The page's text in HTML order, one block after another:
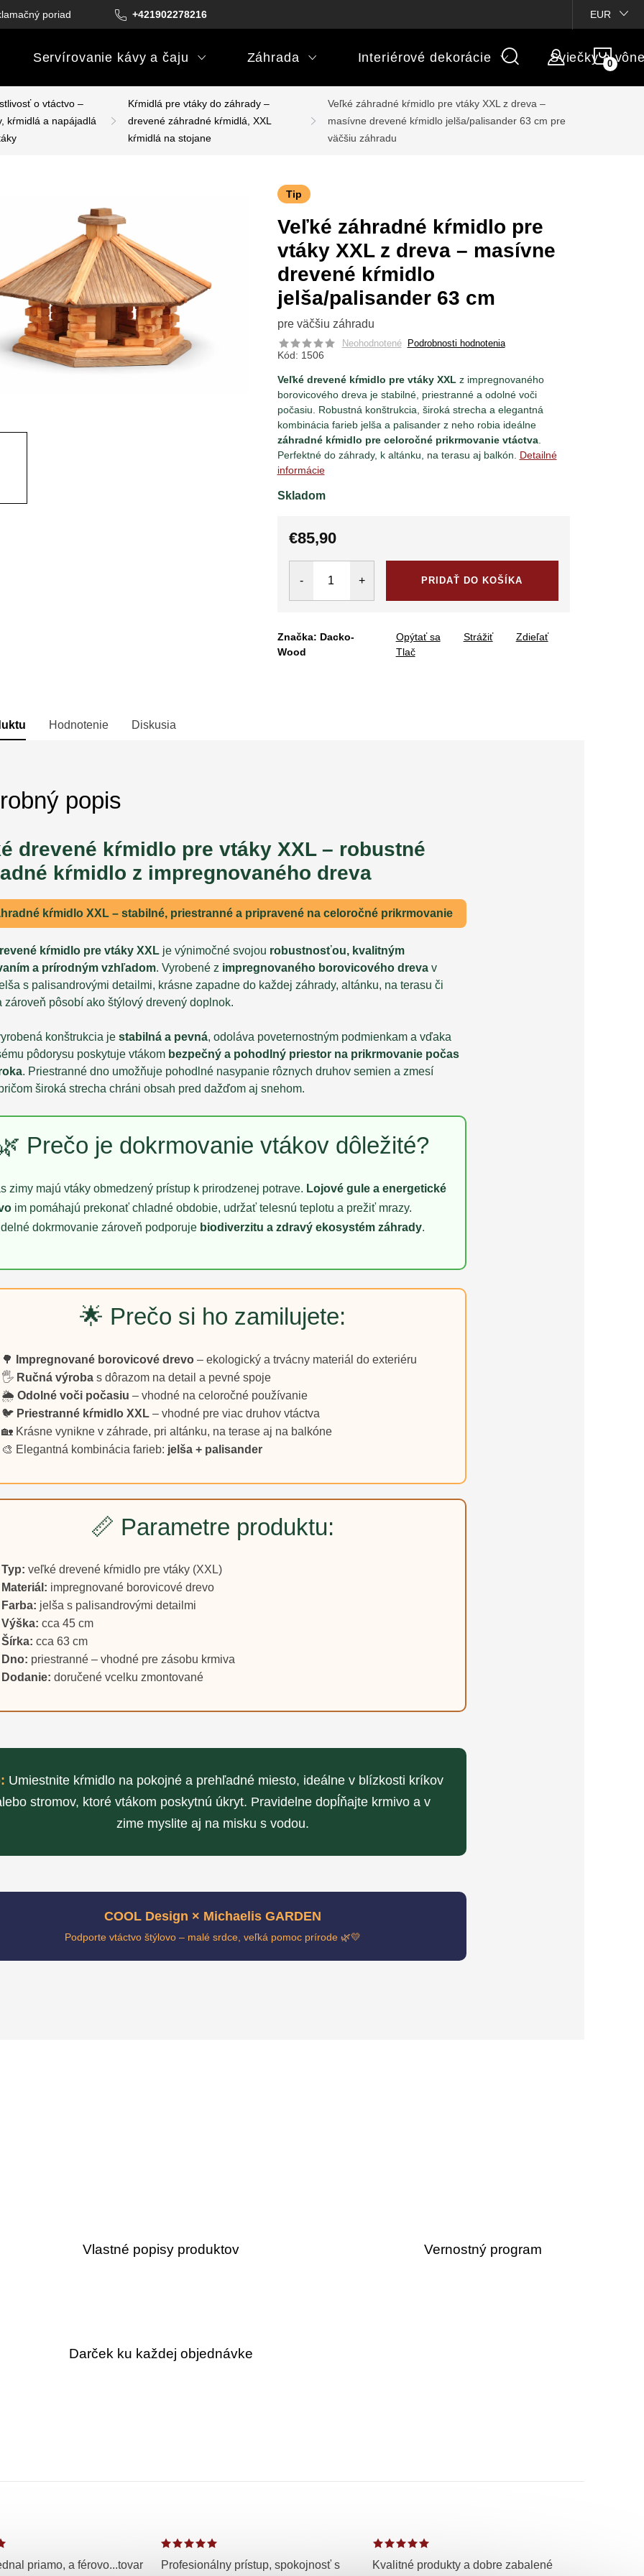
+421902278216
poriadok Podmienky darčekových poukazov Vlastné popisy produktov
EUR
Servírovanie kávy a čaju Záhrada Interiérové dekorácie Sviečky a
o vtáctvo –
kŕmidlá a napájadlá
Kŕmidlá pre vtáky do záhrady –
drevené záhradné kŕmidlá, XXL
kŕmidlá na stojane
Veľké záhradné kŕmidlo pre vtáky XXL z dreva –
masívne drevené kŕmidlo jelša/palisander 63 cm pre
väčšiu záhradu
Tip
Veľké záhradné kŕmidlo pre
vtáky XXL z dreva – masívne
drevené kŕmidlo
jelša/palisander 63 cm
pre väčšiu záhradu
Neohodnotené Podrobnosti hodnotenia
Kód: 1506
Veľké drevené kŕmidlo pre vtáky XXL z impregnovaného
borovicového dreva je stabilné, priestranné a odolné voči
počasiu. Robustná konštrukcia, široká strecha a elegantná
kombinácia farieb jelša a palisander z neho robia ideálne
záhradné kŕmidlo pre celoročné prikrmovanie vtáctva.
Perfektné do záhrady, k altánku, na terasu aj balkón.
Detailné
informácie
Skladom
€85,90
PRIDAŤ DO KOŠÍKA
Značka: Dacko-
Wood
Tlač
Opýtať sa Strážiť Zdieľať
Hodnotenie Diskusia
popis
drevené kŕmidlo pre vtáky XXL – robustné
kŕmidlo z impregnovaného dreva
kŕmidlo XXL – stabilné, priestranné a pripravené na celoročné prikrmovanie
kŕmidlo pre vtáky XXL je výnimočné svojou robustnosťou, kvalitným
a prírodným vzhľadom. Vyrobené z impregnovaného borovicového dreva v
s palisandrovými detailmi, krásne zapadne do každej záhrady, altánku, na terasu či
zároveň pôsobí ako štýlový drevený doplnok.
konštrukcia je stabilná a pevná, odoláva poveternostným podmienkam a vďaka
pôdorysu poskytuje vtákom bezpečný a pohodlný priestor na prikrmovanie počas
. Priestranné dno umožňuje pohodlné nasypanie rôznych druhov semien a zmesí
široká strecha chráni obsah pred dažďom aj snehom.
Prečo je dokrmovanie vtákov dôležité?
zimy majú vtáky obmedzený prístup k prirodzenej potrave. Lojové gule a energetické
im pomáhajú prekonať chladné obdobie, udržať telesnú teplotu a prežiť mrazy.
dokrmovanie zároveň podporuje biodiverzitu a zdravý ekosystém záhrady.
🌟 Prečo si ho zamilujete:
🌳 Impregnované borovicové drevo – ekologický a trvácny materiál do exteriéru
🖐️ Ručná výroba s dôrazom na detail a pevné spoje
🌦️ Odolné voči počasiu – vhodné na celoročné používanie
🐦 Priestranné kŕmidlo XXL – vhodné pre viac druhov vtáctva
🏡 Krásne vynikne v záhrade, pri altánku, na terase aj na balkóne
🎨 Elegantná kombinácia farieb: jelša + palisander
📏 Parametre produktu:
Typ: veľké drevené kŕmidlo pre vtáky (XXL)
Materiál: impregnované borovicové drevo
Farba: jelša s palisandrovými detailmi
Výška: cca 45 cm
Šírka: cca 63 cm
Dno: priestranné – vhodné pre zásobu krmiva
Dodanie: doručené vcelku zmontované
Umiestnite kŕmidlo na pokojné a prehľadné miesto, ideálne v blízkosti kríkov
stromov, ktoré vtákom poskytnú úkryt. Pravidelne dopĺňajte krmivo a v
zime myslite aj na misku s vodou.
COOL Design × Michaelis GARDEN
Podporte vtáctvo štýlovo – malé srdce, veľká pomoc prírode 🌿💛
Vlastné popisy produktov Vernostný program
Darček ku každej objednávke
priamo, a férovo...tovar
Profesionálny prístup, spokojnosť s
Kvalitné produkty a dobre zabalené